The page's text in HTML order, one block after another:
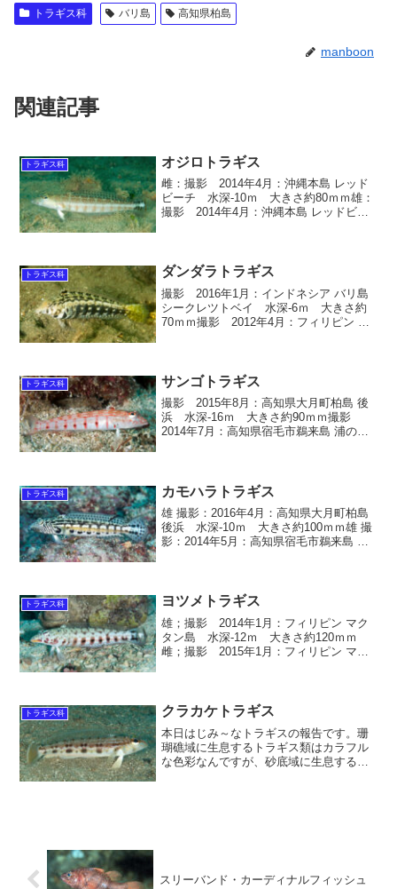
トラギス科 バリ島 高知県柏島
manboon
関連記事
トラギス科 オジロトラギス
雌：撮影 2014年4月：沖縄本島 レッド
ビーチ 水深-10ｍ 大きさ約80ｍｍ雄：
撮影 2014年4月：沖縄本島 レッドビー
トラギス科 ダンダラトラギス
撮影 2016年1月：インドネシア バリ島
シークレツトベイ 水深-6ｍ 大きさ約
70ｍｍ撮影 2012年4月：フィリピン マ
トラギス科 サンゴトラギス
撮影 2015年8月：高知県大月町柏島 後
浜 水深-16ｍ 大きさ約90ｍｍ撮影
2014年7月：高知県宿毛市鵜来島 浦の
トラギス科 カモハラトラギス
雄 撮影：2016年4月：高知県大月町柏島
後浜 水深-10ｍ 大きさ約100ｍｍ雄 撮
影：2014年5月：高知県宿毛市鵜来島 浦
トラギス科 ヨツメトラギス
雄；撮影 2014年1月：フィリピン マク
タン島 水深-12ｍ 大きさ約120ｍｍ
雌；撮影 2015年1月：フィリピン マク
トラギス科 クラカケトラギス
本日はじみ～なトラギスの報告です。珊
瑚礁域に生息するトラギス類はカラフル
な色彩なんですが、砂底域に生息するト
スリーバンド・カーディナルフィッシュ